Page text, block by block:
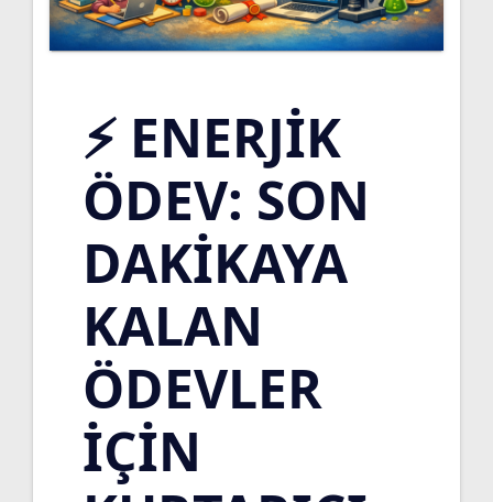
⚡ ENERJIK
ÖDEV: SON
DAKIKAYA
KALAN
ÖDEVLER
İÇIN